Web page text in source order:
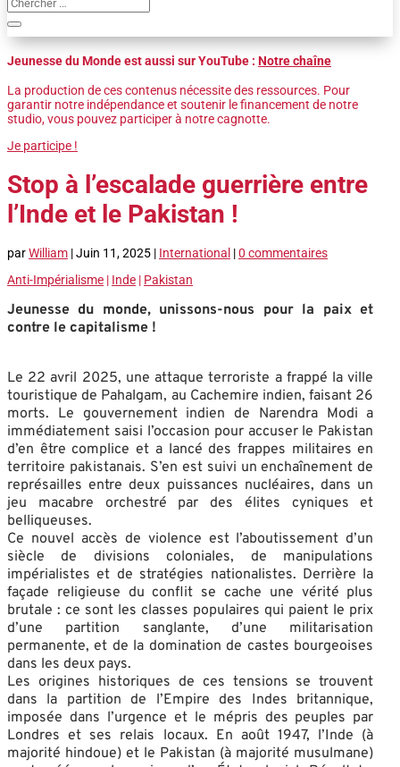
Jeunesse du Monde est aussi sur YouTube : Notre chaîne
La production de ces contenus nécessite des ressources. Pour
garantir notre indépendance et soutenir le financement de notre
studio, vous pouvez participer à notre cagnotte.
Je participe !
Stop à l’escalade guerrière entre
l’Inde et le Pakistan !
parWilliam |Juin 11, 2025 | International |0 commentaires
Anti-Impérialisme | Inde | Pakistan
Jeunesse du monde, unissons-nous pour la paix et
contre le capitalisme !
Le 22 avril 2025, une attaque terroriste a frappé la ville
touristique de Pahalgam, au Cachemire indien, faisant 26
morts. Le gouvernement indien de Narendra Modi a
immédiatement saisi l’occasion pour accuser le Pakistan
d’en être complice et a lancé des frappes militaires en
territoire pakistanais. S’en est suivi un enchaînement de
représailles entre deux puissances nucléaires, dans un
jeu macabre orchestré par des élites cyniques et
belliqueuses.
Ce nouvel accès de violence est l’aboutissement d’un
siècle de divisions coloniales, de manipulations
impérialistes et de stratégies nationalistes. Derrière la
façade religieuse du conflit se cache une vérité plus
brutale : ce sont les classes populaires qui paient le prix
d’une partition sanglante, d’une militarisation
permanente, et de la domination de castes bourgeoises
dans les deux pays.
Les origines historiques de ces tensions se trouvent
dans la partition de l’Empire des Indes britannique,
imposée dans l’urgence et le mépris des peuples par
Londres et ses relais locaux. En août 1947, l’Inde (à
majorité hindoue) et le Pakistan (à majorité musulmane)